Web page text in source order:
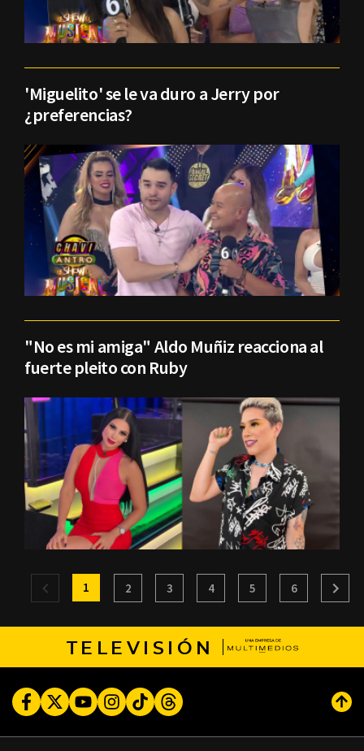
'Miguelito' se le va duro a Jerry por
¿preferencias?
"No es mi amiga" Aldo Muñiz reacciona al
fuerte pleito con Ruby
1 2 3 4 5 6
TELEVISIÓN
FacebookTwitterYoutubeInstagram
TikTokThreads